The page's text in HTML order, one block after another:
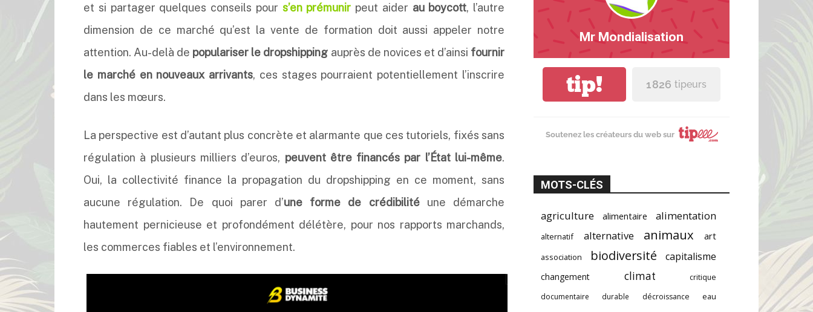
et si partager quelques conseils pour s’en prémunir peut aider au boycott, l’autre
dimension de ce marché qu’est la vente de formation doit aussi appeler notre
attention. Au-delà de populariser le dropshipping auprès de novices et d’ainsi fournir
le marché en nouveaux arrivants, ces stages pourraient potentiellement l’inscrire
dans les mœurs.
La perspective est d’autant plus concrète et alarmante que ces tutoriels, fixés sans
régulation à plusieurs milliers d’euros, peuvent être financés par l’État lui-même.
Oui, la collectivité finance la propagation du dropshipping en ce moment, sans
aucune régulation. De quoi parer d’une forme de crédibilitéune démarche
hautement pernicieuse et profondément délétère, pour nos rapports marchands,
les commerces fiables et l’environnement.
Mr Mondialisation
tip! 1 826 tipeurs
Soutenez les créateurs du web sur
MOTS-CLÉS
agriculture alimentaire alimentation
alternatif alternative animaux art
association biodiversité capitalisme
changement climat
critique
documentaire
durable décroissance eau